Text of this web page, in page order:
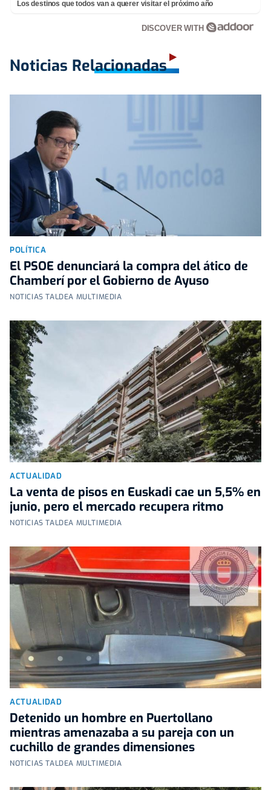
Los destinos que todos van a querer visitar el próximo año
DISCOVER WITH
Noticias Relacionadas
POLÍTICA
El PSOE denunciará la compra del ático de
Chamberí por el Gobierno de Ayuso
NOTICIAS TALDEA MULTIMEDIA
ACTUALIDAD
La venta de pisos en Euskadi cae un 5,5% en
junio, pero el mercado recupera ritmo
NOTICIAS TALDEA MULTIMEDIA
ACTUALIDAD
Detenido un hombre en Puertollano
mientras amenazaba a su pareja con un
cuchillo de grandes dimensiones
NOTICIAS TALDEA MULTIMEDIA